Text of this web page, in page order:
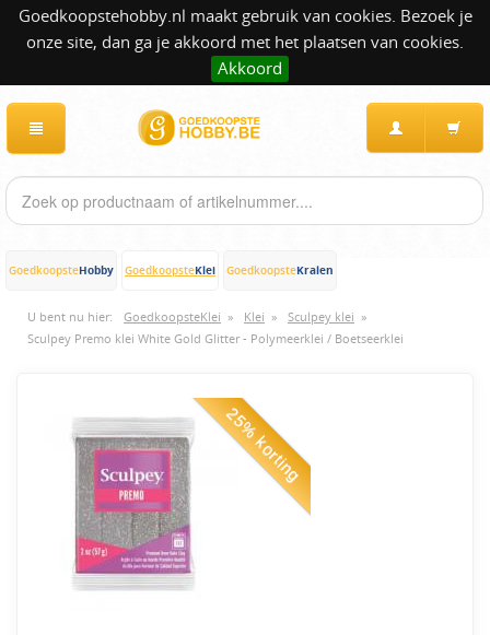
Goedkoopstehobby.nl maakt gebruik van cookies. Bezoek je
onze site, dan ga je akkoord met het plaatsen van cookies.
Akkoord
GoedkoopsteHobby GoedkoopsteKlei GoedkoopsteKralen
U bent nu hier: GoedkoopsteKlei » Klei » Sculpey klei »
Sculpey Premo klei White Gold Glitter - Polymeerklei / Boetseerklei
25% korting